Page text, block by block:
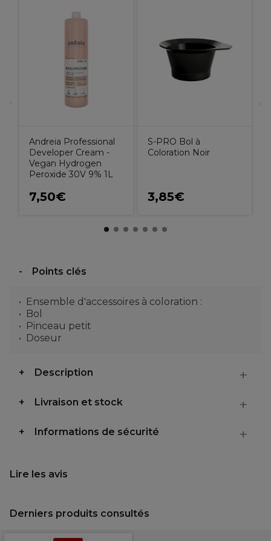
Andreia Professional
Developer Cream -
Vegan Hydrogen
Peroxide 30V 9% 1L
7,50€
S-PRO Bol à
Coloration Noir
3,85€
Points clés
Ensemble d'accessoires à coloration :
Bol
Pinceau petit
Doseur
Description
Livraison et stock
Informations de sécurité
Lire les avis
Derniers produits consultés